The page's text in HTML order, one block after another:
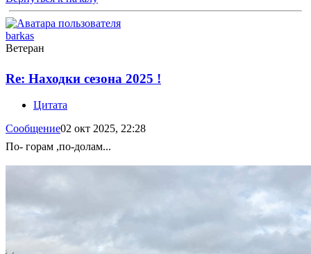
barkas
Ветеран
Re: Находки сезона 2025 !
Цитата
Сообщение02 окт 2025, 22:28
По- горам ,по-долам...